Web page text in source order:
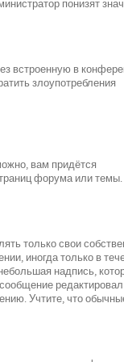
понизят
встроенную в
злоупотребления
вам придётся
форума или темы.
только свои
иногда только в
надпись,
редактировал
Учтите, что